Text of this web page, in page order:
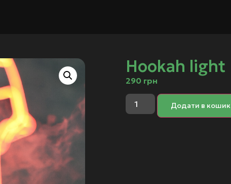
Hookah light
290 грн
Додати в кошик